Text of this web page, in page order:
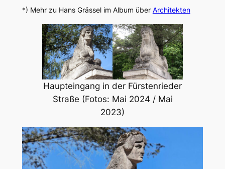
*) Mehr zu Hans Grässel im Album über Architekten
Haupteingang in der Fürstenrieder
Straße (Fotos: Mai 2024 / Mai
2023)